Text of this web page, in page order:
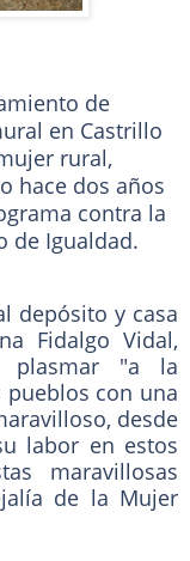
de
en Castrillo
rural,
hace dos años
contra la
de Igualdad.
depósito y casa
Fidalgo Vidal,
plasmar "a la
con una
desde
labor en estos
maravillosas
de la Mujer